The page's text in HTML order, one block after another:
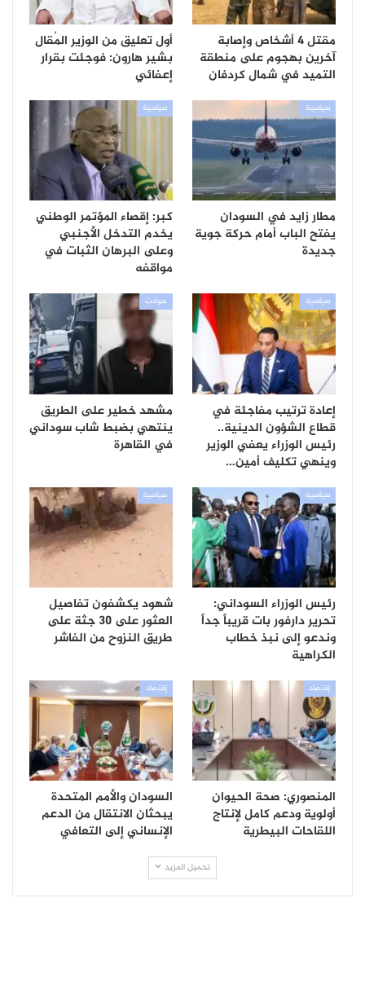
مقتل 4 أشخاص وإصابة
آخرين بهجوم على منطقة
التميد في شمال كردفان
أول تعليق من الوزير المُقال
بشير هارون: فوجئت بقرار
إعفائي
سياسية
مطار زايد في السودان
يفتح الباب أمام حركة جوية
جديدة
سياسية
كبر: إقصاء المؤتمر الوطني
يخدم التدخل الأجنبي
وعلى البرهان الثبات في
مواقفه
سياسية
إعادة ترتيب مفاجئة في
قطاع الشؤون الدينية..
رئيس الوزراء يعفي الوزير
وينهي تكليف أمين…
حوادث
مشهد خطير على الطريق
ينتهي بضبط شاب سوداني
في القاهرة
سياسية
رئيس الوزراء السوداني:
تحرير دارفور بات قريباً جداً
وندعو إلى نبذ خطاب
الكراهية
سياسية
شهود يكشفون تفاصيل
العثور على 30 جثة على
طريق النزوح من الفاشر
إقتصاد
المنصوري: صحة الحيوان
أولوية ودعم كامل لإنتاج
اللقاحات البيطرية
إقتصاد
السودان والأمم المتحدة
يبحثان الانتقال من الدعم
الإنساني إلى التعافي
تحميل المزيد